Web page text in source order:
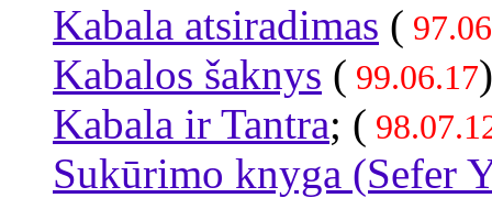
Kabala atsiradimas (
Kabalos šaknys ( 99.06.17
Kabala ir Tantra; (
Sukūrimo knyga (Sefer